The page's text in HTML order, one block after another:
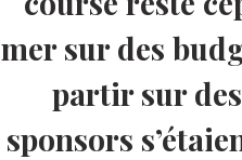
mer sur des
partir sur
sponsors